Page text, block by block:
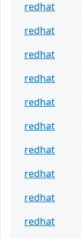
redhat
redhat
redhat
redhat
redhat
redhat
redhat
redhat
redhat
redhat